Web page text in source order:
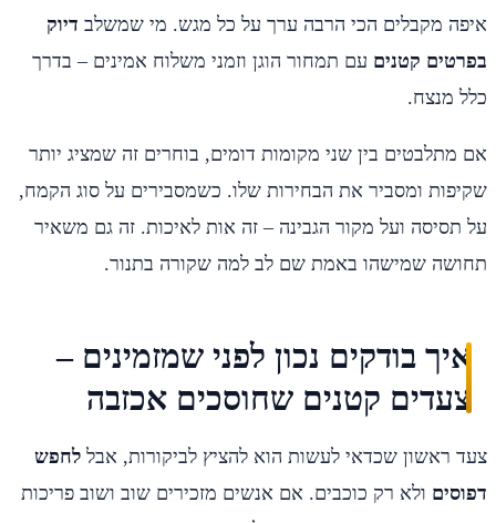
איפה מקבלים הכי הרבה ערך על כל מגש. מי שמשלב דיוק
בפרטים קטנים עם תמחור הוגן וזמני משלוח אמינים – בדרך
כלל מנצח.
אם מתלבטים בין שני מקומות דומים, בוחרים זה שמציג יותר
שקיפות ומסביר את הבחירות שלו. כשמסבירים על סוג הקמח,
על תסיסה ועל מקור הגבינה – זה אות לאיכות. זה גם משאיר
תחושה שמישהו באמת שם לב למה שקורה בתנור.
איך בודקים נכון לפני שמזמינים –
צעדים קטנים שחוסכים אכזבה
צעד ראשון שכדאי לעשות הוא להציץ לביקורות, אבל לחפש
דפוסים ולא רק כוכבים. אם אנשים מזכירים שוב ושוב פריכות